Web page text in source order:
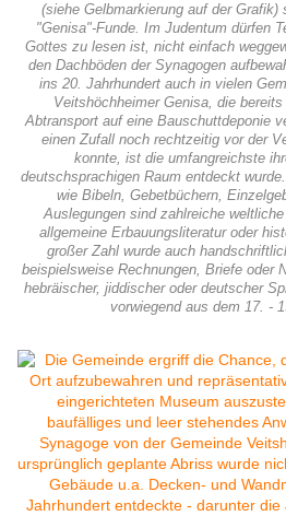
(siehe Gelbmarkierung auf der
"Genisa"-Funde. Im Judentum dürfen
Gottes zu lesen ist, nicht einfach
den Dachböden der Synagogen
ins 20. Jahrhundert auch in vielen
Veitshöchheimer Genisa, die
Abtransport auf eine Bauschuttdeponie
einen Zufall noch rechtzeitig vor der
konnte, ist die umfangreichste
deutschsprachigen Raum entdeckt
wie Bibeln, Gebetbüchern,
Auslegungen sind zahlreiche
allgemeine Erbauungsliteratur oder
großer Zahl wurde auch
beispielsweise Rechnungen, Briefe oder
hebräischer, jiddischer oder deutscher
vorwiegend aus dem 17. -